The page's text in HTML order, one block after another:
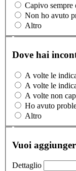
Capivo sempre
Non ho avuto
Altro
Dove hai
A volte le
A volte le
A volte non
Ho avuto
Altro
Vuoi
Dettaglio